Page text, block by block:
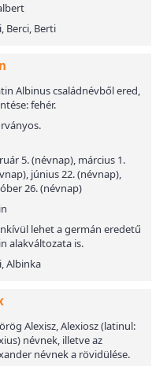
Berci, Berti
Albinus családnévből ered,
fehér.
5. (névnap), március 1.
június 22. (névnap),
26. (névnap)
lehet a germán eredetű
alakváltozata is.
Albinka
Alexisz, Alexiosz (latinul:
névnek, illetve az
névnek a rövidülése.